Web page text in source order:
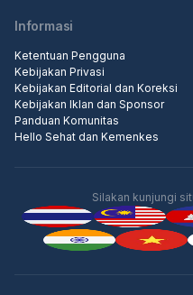
Informasi
Ketentuan Pengguna
Kebijakan Privasi
Kebijakan Editorial dan Koreksi
Kebijakan Iklan dan Sponsor
Panduan Komunitas
Hello Sehat dan Kemenkes
Silakan kunjungi